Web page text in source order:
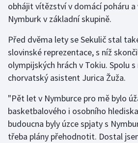
Olympijské hry
Parasport
Plavání
Plážový volejbal
Ragby
Rychlobruslení
obhájit vítězství v domácí poháru
Nymburk v základní skupině.
Před dvěma lety se Sekulič stal
slovinské reprezentace, s níž
olympijských hrách v Tokiu. Spolu
chorvatský asistent Jurica Žuža.
"Pět let v Nymburce pro mě bylo
basketbalového i osobního
budoucna byly úzce spjaty s
třeba plány přehodnotit. Dostal